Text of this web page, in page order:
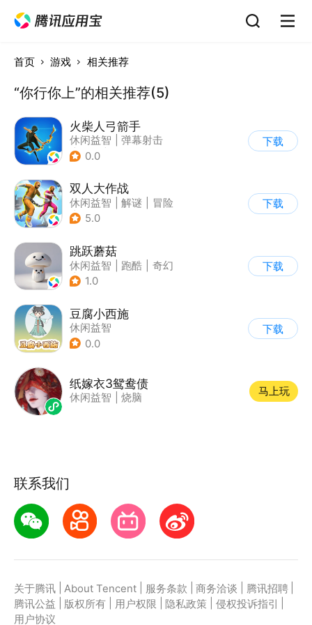
首页 游戏 相关推荐
“你行你上”的相关推荐(5)
火柴人弓箭手
休闲益智
弹幕射击
| 卡通
0.0
下载
双人大作战
休闲益智 解谜
冒险
| 派对游戏
5.0
下载
跳跃蘑菇
休闲益智 跑酷
奇幻
| 横版过关
1.0
下载
豆腐小西施
休闲益智
0.0
下载
纸嫁衣3鸳鸯债
休闲益智 烧脑
马上玩
联系我们
关于腾讯 About Tencent 服务条款 商务洽谈 腾讯招聘
腾讯公益
版权所有 用户权限 隐私政策 侵权投诉指引
用户协议